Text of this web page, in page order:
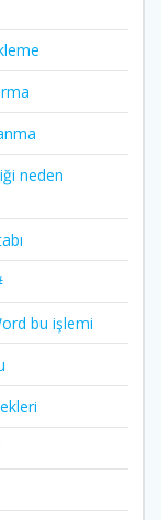
neden
bu işlemi